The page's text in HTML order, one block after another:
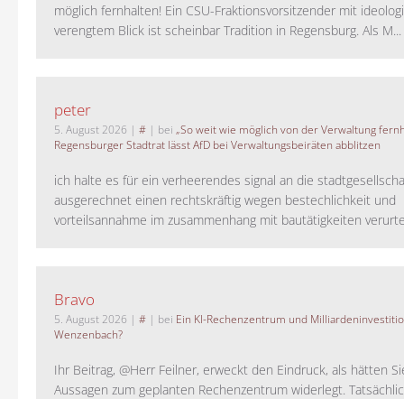
möglich fernhalten! Ein CSU-Fraktionsvorsitzender mit
verengtem Blick ist scheinbar Tradition in Regensburg. Als M...
peter
5. August 2026 | # | bei „So weit wie möglich von der Verwaltung
Regensburger Stadtrat lässt AfD bei Verwaltungsbeiräten abblitzen
ich halte es für ein verheerendes signal an die
ausgerechnet einen rechtskräftig wegen bestechlichkeit und
vorteilsannahme im zusammenhang mit bautätigkeiten
Bravo
5. August 2026 | # | bei Ein KI-Rechenzentrum und
Wenzenbach?
Ihr Beitrag, @Herr Feilner, erweckt den Eindruck, als hätten
Aussagen zum geplanten Rechenzentrum widerlegt.